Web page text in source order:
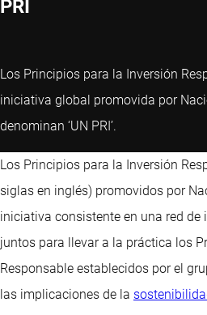
PRI
Los Principios para la Inversión
iniciativa global promovida por
denominan ‘UN PRI’.
Los Principios para la Inversión
siglas en inglés) promovidos por
iniciativa consistente en una red de
juntos para llevar a la práctica los
Responsable establecidos por el
las implicaciones de la